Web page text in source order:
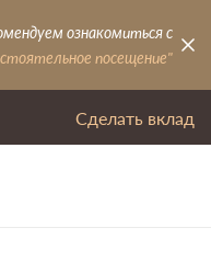
ознакомиться с
посещение"
Сделать вклад